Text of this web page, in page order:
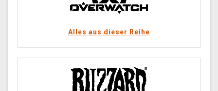
Alles aus dieser Reihe